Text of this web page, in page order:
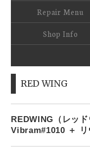
Repair Menu
Shop Info
RED WING
REDWING（レッ
Vibram#1010 ＋ リ